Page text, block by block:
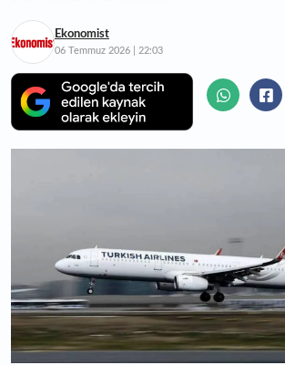
Ekonomist
06 Temmuz 2026 | 22:03